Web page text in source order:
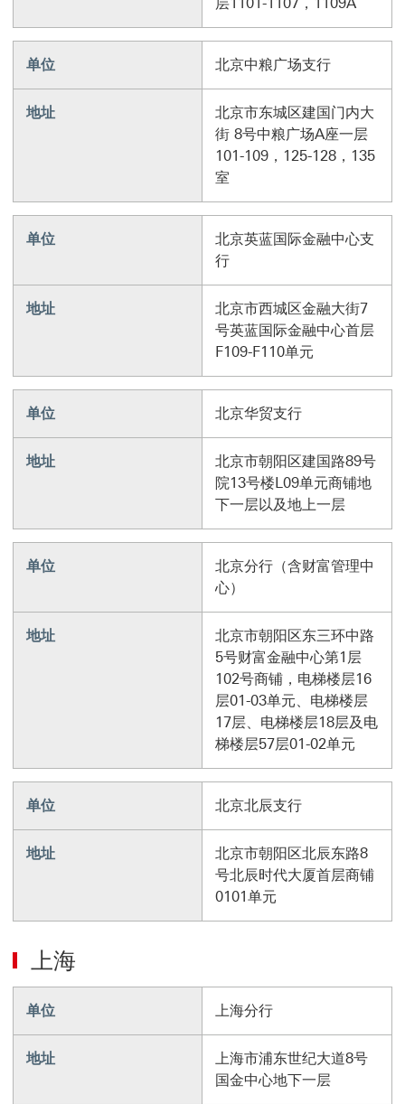
单位 北京中粮广场支行
地址
北京市东城区建国门内大
街 8号中粮广场A座一层
101-109，125-128，135
室
单位
北京英蓝国际金融中心支
行
地址
北京市西城区金融大街7
号英蓝国际金融中心首层
F109-F110单元
单位 北京华贸支行
地址
北京市朝阳区建国路89号
院13号楼L09单元商铺地
下一层以及地上一层
单位
北京分行（含财富管理中
心）
地址
北京市朝阳区东三环中路
5号财富金融中心第1层
102号商铺，电梯楼层16
层01-03单元、电梯楼层
17层、电梯楼层18层及电
梯楼层57层01-02单元
单位 北京北辰支行
地址
北京市朝阳区北辰东路8
号北辰时代大厦首层商铺
0101单元
上海
单位 上海分行
地址
上海市浦东世纪大道8号
国金中心地下一层